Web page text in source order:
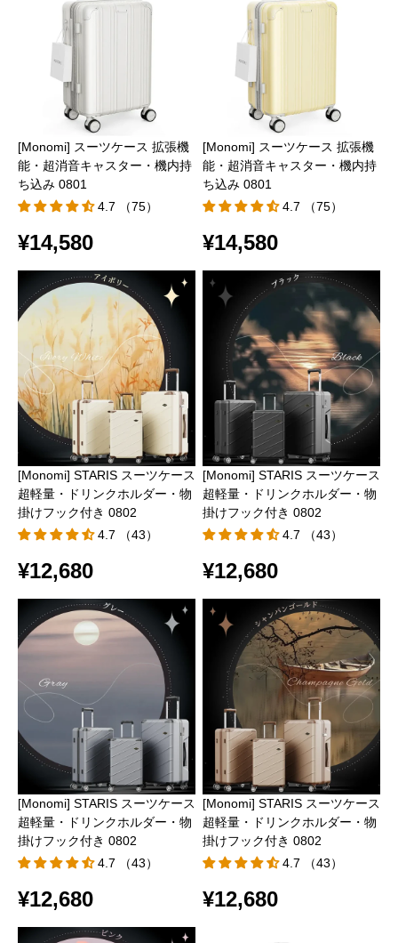
[Monomi] スーツケース 拡張機
能・超消音キャスター・機内持
ち込み 0801
4.7 （75）
¥14,580
[Monomi] スーツケース 拡張機
能・超消音キャスター・機内持
ち込み 0801
4.7 （75）
¥14,580
[Monomi] STARIS スーツケース
超軽量・ドリンクホルダー・物
掛けフック付き 0802
4.7 （43）
¥12,680
[Monomi] STARIS スーツケース
超軽量・ドリンクホルダー・物
掛けフック付き 0802
4.7 （43）
¥12,680
[Monomi] STARIS スーツケース
超軽量・ドリンクホルダー・物
掛けフック付き 0802
4.7 （43）
¥12,680
[Monomi] STARIS スーツケース
超軽量・ドリンクホルダー・物
掛けフック付き 0802
4.7 （43）
¥12,680